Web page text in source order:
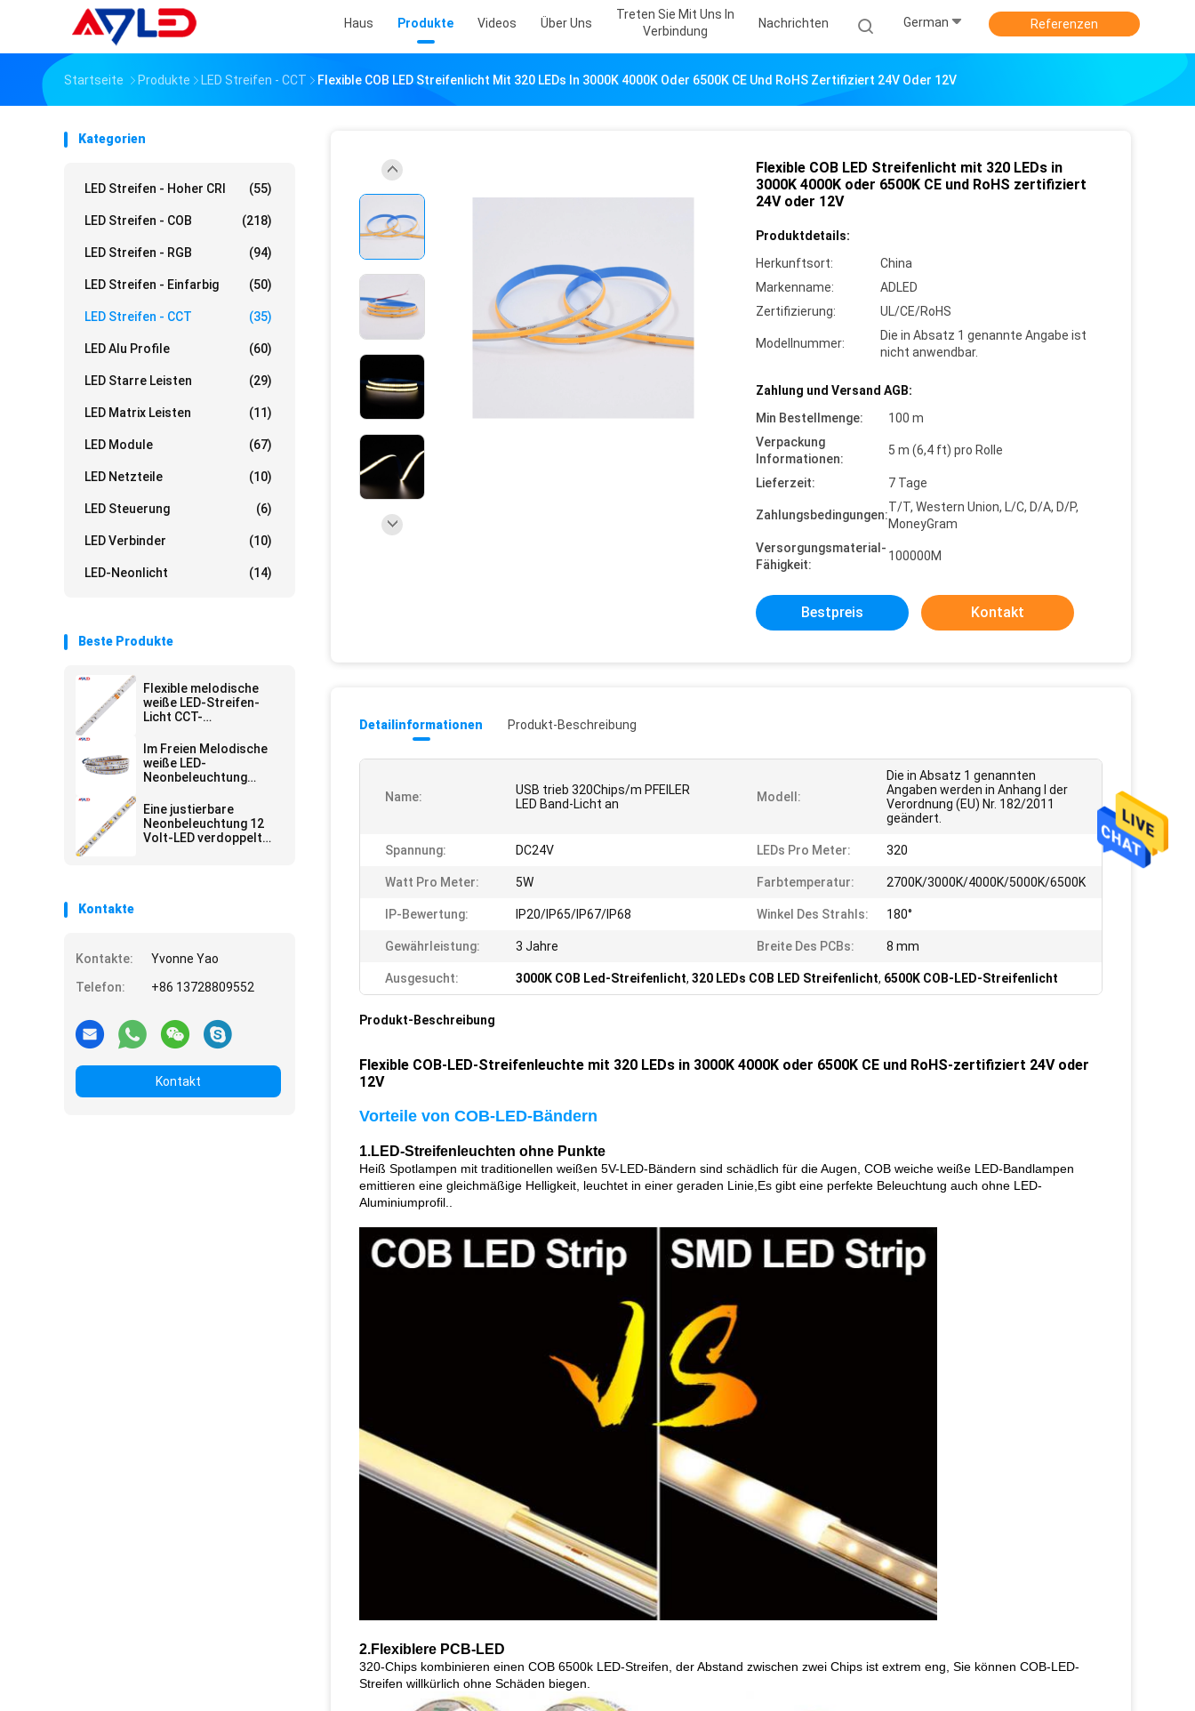
Haus Produkte Videos Über Uns
Treten Sie Mit Uns In
Verbindung
Nachrichten German Referenzen
Startseite Produkte LED Streifen - CCT Flexible COB LED Streifenlicht Mit 320 LEDs In 3000K 4000K Oder 6500K CE Und RoHS Zertifiziert 24V Oder 12V
Kategorien
LED Streifen - Hoher CRI (55)
LED Streifen - COB (218)
LED Streifen - RGB (94)
LED Streifen - Einfarbig (50)
LED Streifen - CCT (35)
LED Alu Profile (60)
LED Starre Leisten (29)
LED Matrix Leisten (11)
LED Module (67)
LED Netzteile (10)
LED Steuerung (6)
LED Verbinder (10)
LED-Neonlicht (14)
Beste Produkte
Flexible melodische
weiße LED-Streifen-
Licht CCT-
die 315 24V für Treppe
ausstrahlt
Im Freien Melodische
weiße LED-
Neonbeleuchtung
Lumileds 120 LED pro
Meter
Eine justierbare
Neonbeleuchtung 12
Volt-LED verdoppelt
Kontakte
Kontakte:
Yvonne Yao
Telefon:
+86 13728809552
Kontakt
Flexible COB LED Streifenlicht mit 320 LEDs in
3000K 4000K oder 6500K CE und RoHS zertifiziert
24V oder 12V
Produktdetails:
Herkunftsort:
China
Markenname:
ADLED
Zertifizierung:
UL/CE/RoHS
Modellnummer:
Die in Absatz 1 genannte Angabe ist
nicht anwendbar.
Zahlung und Versand AGB:
Min Bestellmenge:
100 m
Verpackung
Informationen:
5 m (6,4 ft) pro Rolle
Lieferzeit: 7 Tage
Zahlungsbedingungen:
T/T, Western Union, L/C, D/A, D/P,
MoneyGram
Versorgungsmaterial-
Fähigkeit:
100000M
Bestpreis Kontakt
Detailinformationen Produkt-Beschreibung
Name:
USB trieb 320Chips/m PFEILER
LED Band-Licht an
Modell:
Die in Absatz 1 genannten
Angaben werden in Anhang I der
Verordnung (EU) Nr. 182/2011
geändert.
Spannung: DC24V LEDs Pro Meter: 320
Watt Pro Meter: 5W Farbtemperatur: 2700K/3000K/4000K/5000K/6500K
IP-Bewertung: IP20/IP65/IP67/IP68 Winkel Des Strahls: 180°
Gewährleistung: 3 Jahre Breite Des PCBs: 8 mm
Ausgesucht: 3000K COB Led-Streifenlicht, 320 LEDs COB LED Streifenlicht, 6500K COB-LED-Streifenlicht
Produkt-Beschreibung
Flexible COB-LED-Streifenleuchte mit 320 LEDs in 3000K 4000K oder 6500K CE und RoHS-zertifiziert 24V oder
12V
Vorteile von COB-LED-Bändern
1.LED-Streifenleuchten ohne Punkte
Heiß Spotlampen mit traditionellen weißen 5V-LED-Bändern sind schädlich für die Augen, COB weiche weiße LED-Bandlampen
emittieren eine gleichmäßige Helligkeit, leuchtet in einer geraden Linie,Es gibt eine perfekte Beleuchtung auch ohne LED-
Aluminiumprofil..
2.Flexiblere PCB-LED
320-Chips kombinieren einen COB 6500k LED-Streifen, der Abstand zwischen zwei Chips ist extrem eng, Sie können COB-LED-
Streifen willkürlich ohne Schäden biegen.